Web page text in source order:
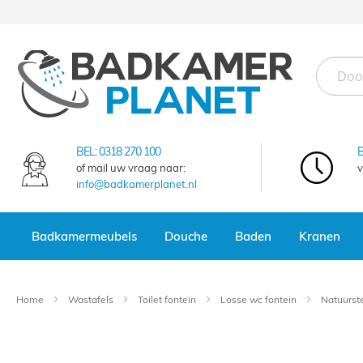
inhoud
BEL:0318 270 100
of mail uw vraag naar:
info@badkamerplanet.nl
Badkamermeubels Douche Baden Kranen
Home Wastafels Toilet fontein Losse wc fontein